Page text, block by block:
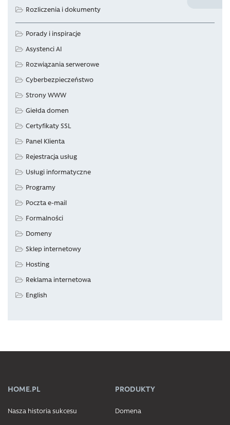
Rozliczenia i dokumenty
Porady i inspiracje
Asystenci AI
Rozwiązania serwerowe
Cyberbezpieczeństwo
Strony WWW
Giełda domen
Certyfikaty SSL
Panel Klienta
Rejestracja usług
Usługi informatyczne
Programy
Poczta e-mail
Formalności
Domeny
Sklep internetowy
Hosting
Reklama internetowa
English
HOME.PL
Nasza historia sukcesu
PRODUKTY
Domena